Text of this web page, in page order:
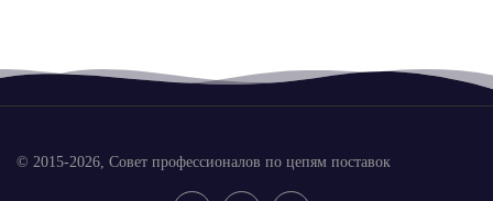
© 2015-2026, Совет профессионалов по цепям поставок